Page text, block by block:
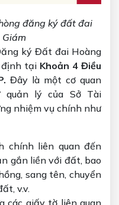
đăng ký đất đai
Giám
ký Đất đai Hoàng
định tại Khoản 4 Điều
Đây là một cơ quan
quản lý của Sở Tài
nhiệm vụ chính như
chính liên quan đến
gắn liền với đất, bao
sang tên, chuyển
v.v.
các giấy tờ liên quan